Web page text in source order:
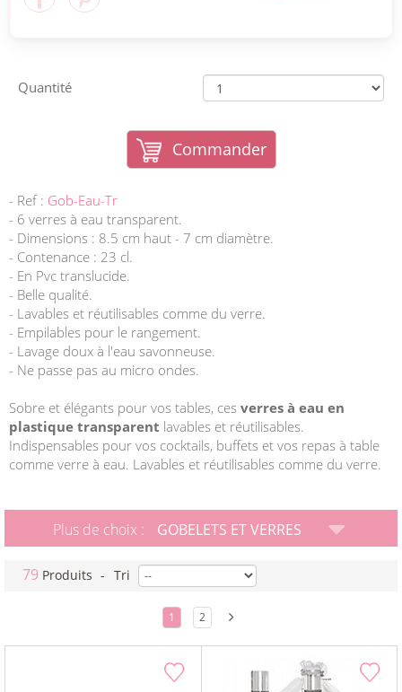
Quantité
Commander
- Ref : Gob-Eau-Tr
- 6 verres à eau transparent.
- Dimensions : 8.5 cm haut - 7 cm diamètre.
- Contenance : 23 cl.
- En Pvc translucide.
- Belle qualité.
- Lavables et réutilisables comme du verre.
- Empilables pour le rangement.
- Lavage doux à l'eau savonneuse.
- Ne passe pas au micro ondes.
Sobre et élégants pour vos tables, ces verres à eau en
plastique transparent lavables et réutilisables.
Indispensables pour vos cocktails, buffets et vos repas à table
comme verre à eau. Lavables et réutilisables comme du verre.
Plus de choix : GOBELETS ET VERRES
79 Produits - Tri
1 2